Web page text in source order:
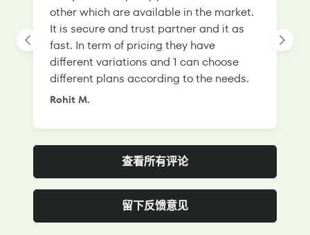
other which are available in the market.
It is secure and trust partner and it as
fast. In term of pricing they have
different variations and 1 can choose
different plans according to the needs.
Rohit M.
查看所有评论
留下反馈意见